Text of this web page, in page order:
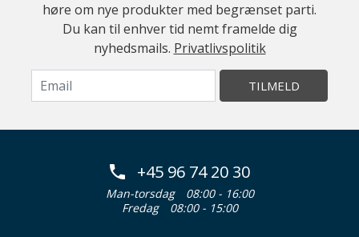
høre om nye produkter med begrænset parti.
Du kan til enhver tid nemt framelde dig
nyhedsmails. Privatlivspolitik
TILMELD
+45 96 74 20 30
Man-torsdag
08:00 - 16:00
Fredag
08:00 - 15:00